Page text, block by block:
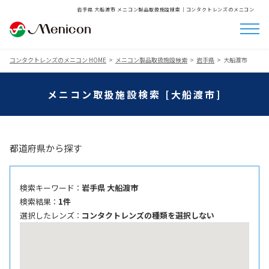
岩手県 大船渡市 メニコン製品取扱施設検索│コンタクトレンズのメニコン
コンタクトレンズのメニコン HOME メニコン製品取扱施設検索 岩手県 大船渡市
メニコン取扱施設検索 [大船渡市]
都道府県から探す
検索キーワード ： 岩手県 大船渡市
検索結果 ： 1件
選択したレンズ ： コンタクトレンズの種類を選択しない